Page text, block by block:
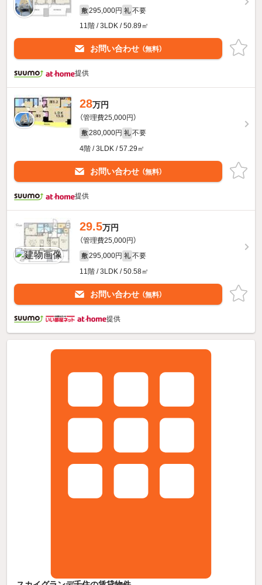
敷 295,000円 礼 不要
11階 / 3LDK / 50.89㎡
お問い合わせ （無料）
提供
28万円
（管理費25,000円）
敷 280,000円 礼 不要
4階 / 3LDK / 57.29㎡
お問い合わせ （無料）
提供
29.5万円
（管理費25,000円）
敷 295,000円 礼 不要
11階 / 3LDK / 50.58㎡
お問い合わせ （無料）
提供